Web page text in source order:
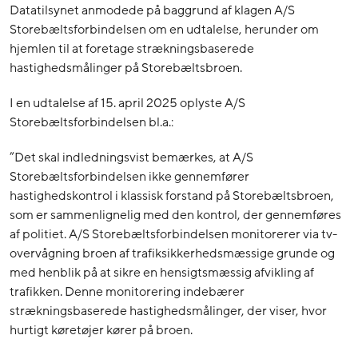
Datatilsynet anmodede på baggrund af klagen A/S
Storebæltsforbindelsen om en udtalelse, herunder om
hjemlen til at foretage strækningsbaserede
hastighedsmålinger på Storebæltsbroen.
I en udtalelse af 15. april 2025 oplyste A/S
Storebæltsforbindelsen bl.a.:
”Det skal indledningsvist bemærkes, at A/S
Storebæltsforbindelsen ikke gennemfører
hastighedskontrol i klassisk forstand på Storebæltsbroen,
som er sammenlignelig med den kontrol, der gennemføres
af politiet. A/S Storebæltsforbindelsen monitorerer via tv-
overvågning broen af trafiksikkerhedsmæssige grunde og
med henblik på at sikre en hensigtsmæssig afvikling af
trafikken. Denne monitorering indebærer
strækningsbaserede hastighedsmålinger, der viser, hvor
hurtigt køretøjer kører på broen.